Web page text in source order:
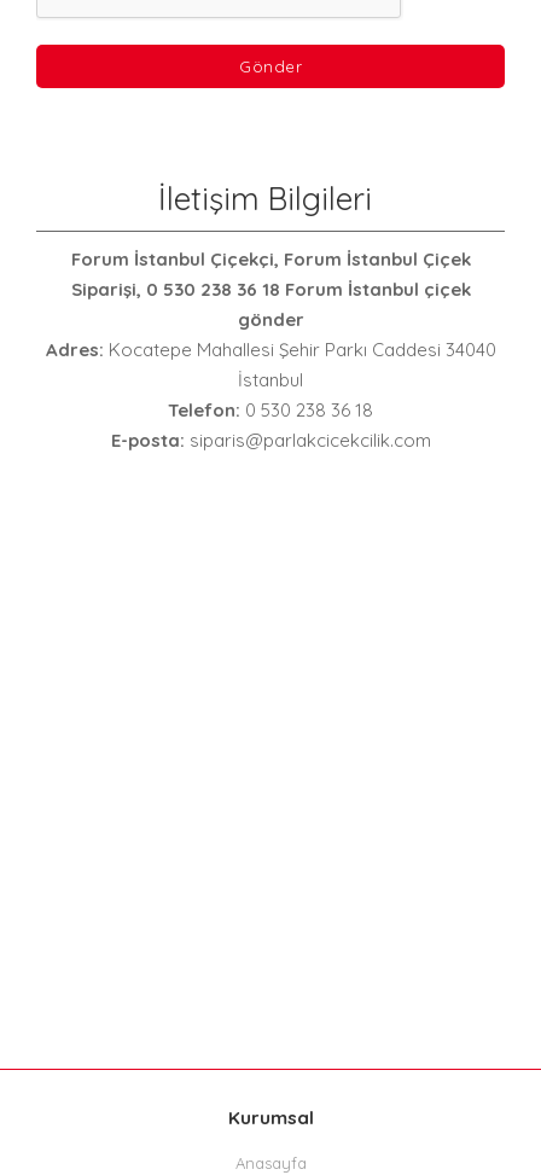
İletişim Bilgileri
Forum İstanbul Çiçekçi, Forum İstanbul Çiçek
Siparişi, 0 530 238 36 18 Forum İstanbul çiçek
gönder
Adres: Kocatepe Mahallesi Şehir Parkı Caddesi 34040
İstanbul
Telefon: 0 530 238 36 18
E-posta: siparis@parlakcicekcilik.com
Kurumsal
Anasayfa